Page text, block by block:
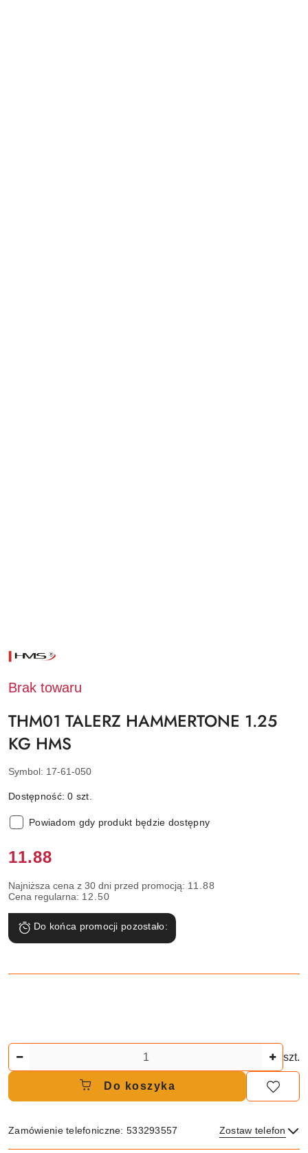
NAZWA
PRODUCENTA:
Brak towaru
THM01 TALERZ HAMMERTONE 1.25
KG HMS
Symbol: 17-61-050
Dostępność:0 szt.
Powiadom gdy produkt będzie dostępny
Cena:
11.88
Najniższa cena z 30 dni przed promocją: 11.88
Cena regularna: 12.50
Do końca promocji pozostało:
szt.
Do koszyka
Zamówienie telefoniczne: 533293557 Zostaw telefon